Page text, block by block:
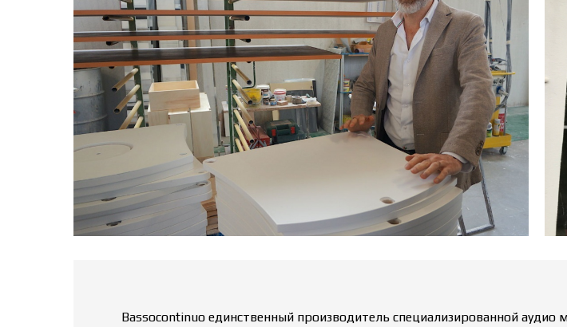
Bassocontinuo единственный производитель специализированной